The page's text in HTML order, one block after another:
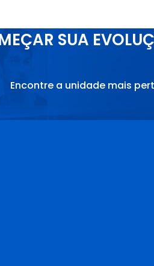
SUA
Encontre a unidade mais